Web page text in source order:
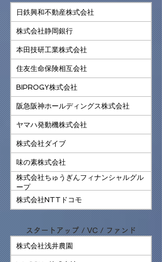
日鉄興和不動産株式会社
株式会社静岡銀行
本田技研工業株式会社
住友生命保険相互会社
BIPROGY株式会社
阪急阪神ホールディングス株式会社
ヤマハ発動機株式会社
株式会社ダイブ
味の素株式会社
株式会社ちゅうぎんフィナンシャルグル
ープ
株式会社NTTドコモ
スタートアップ / VC / ファンド
株式会社浅井農園